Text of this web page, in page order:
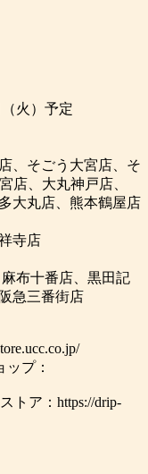
日（火）予定
、そごう大宮店、そ
店、大丸神戸店、
大丸店、熊本鶴屋店
寺店
布十番店、黒田記
急三番街店
ップ：
トア：https://drip-